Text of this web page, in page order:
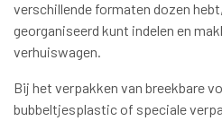
verschillende formaten dozen
georganiseerd kunt indelen en
verhuiswagen.
Bij het verpakken van breekbare
bubbeltjesplastic of speciale